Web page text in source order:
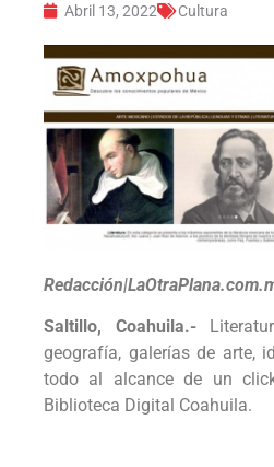
Abril 13, 2022 Cultura
Saltillo, Coahuila.-
geografía, galerías de arte,
todo al alcance de un
Biblioteca Digital Coahuila.